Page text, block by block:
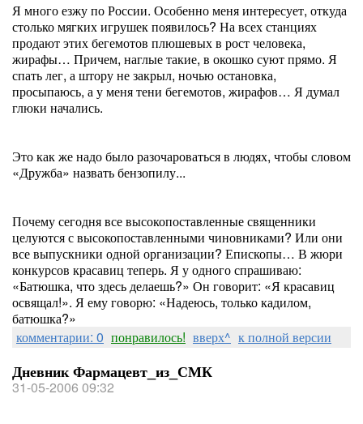
Я много езжу по России. Особенно меня интересует, откуда
столько мягких игрушек появилось? На всех станциях
продают этих бегемотов плюшевых в рост человека,
жирафы… Причем, наглые такие, в окошко суют прямо. Я
спать лег, а штору не закрыл, ночью остановка,
просыпаюсь, а у меня тени бегемотов, жирафов… Я думал
глюки начались.
Это как же надо было разочароваться в людях, чтобы словом
«Дружба» назвать бензопилу...
Почему сегодня все высокопоставленные священники
целуются с высокопоставленными чиновниками? Или они
все выпускники одной организации? Епископы… В жюри
конкурсов красавиц теперь. Я у одного спрашиваю:
«Батюшка, что здесь делаешь?» Он говорит: «Я красавиц
освящал!». Я ему говорю: «Надеюсь, только кадилом,
батюшка?»
комментарии: 0 понравилось! вверх^ к полной версии
Дневник Фармацевт_из_СМК
31-05-2006 09:32